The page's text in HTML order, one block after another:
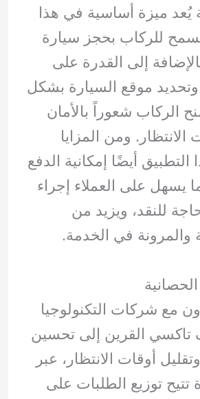
يُعد ميزة أساسية في هذا
للركاب بحجز سيارة
إلى القدرة على
وتحديد موقع السيارة بشكل
الركاب شعوراً بالأمان
ومن المزايا
أيضًا إمكانية الدفع
يسهل على العملاء إجراء
للنقد، ويزيد من
والمرونة في الخدمة.
مع شركات التكنولوجيا
تاكسي القرين إلى تحسين
أوقات الانتظار، عبر
توزيع الطلبات على